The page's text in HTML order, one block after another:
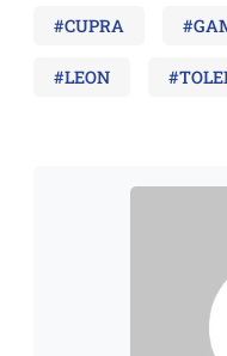
#CUPRA
#LEON